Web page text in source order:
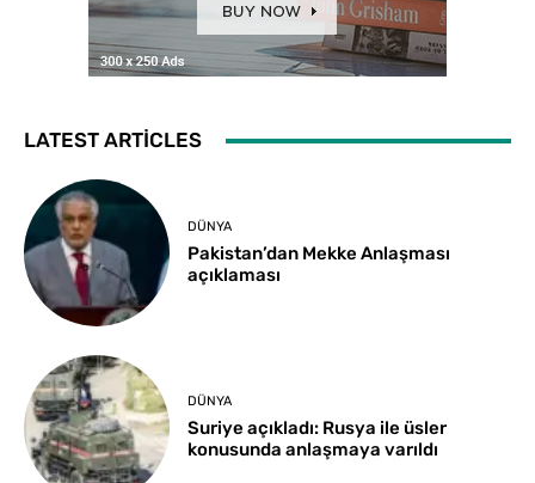
LATEST ARTICLES
DÜNYA
Pakistan’dan Mekke Anlaşması
açıklaması
DÜNYA
Suriye açıkladı: Rusya ile üsler
konusunda anlaşmaya varıldı